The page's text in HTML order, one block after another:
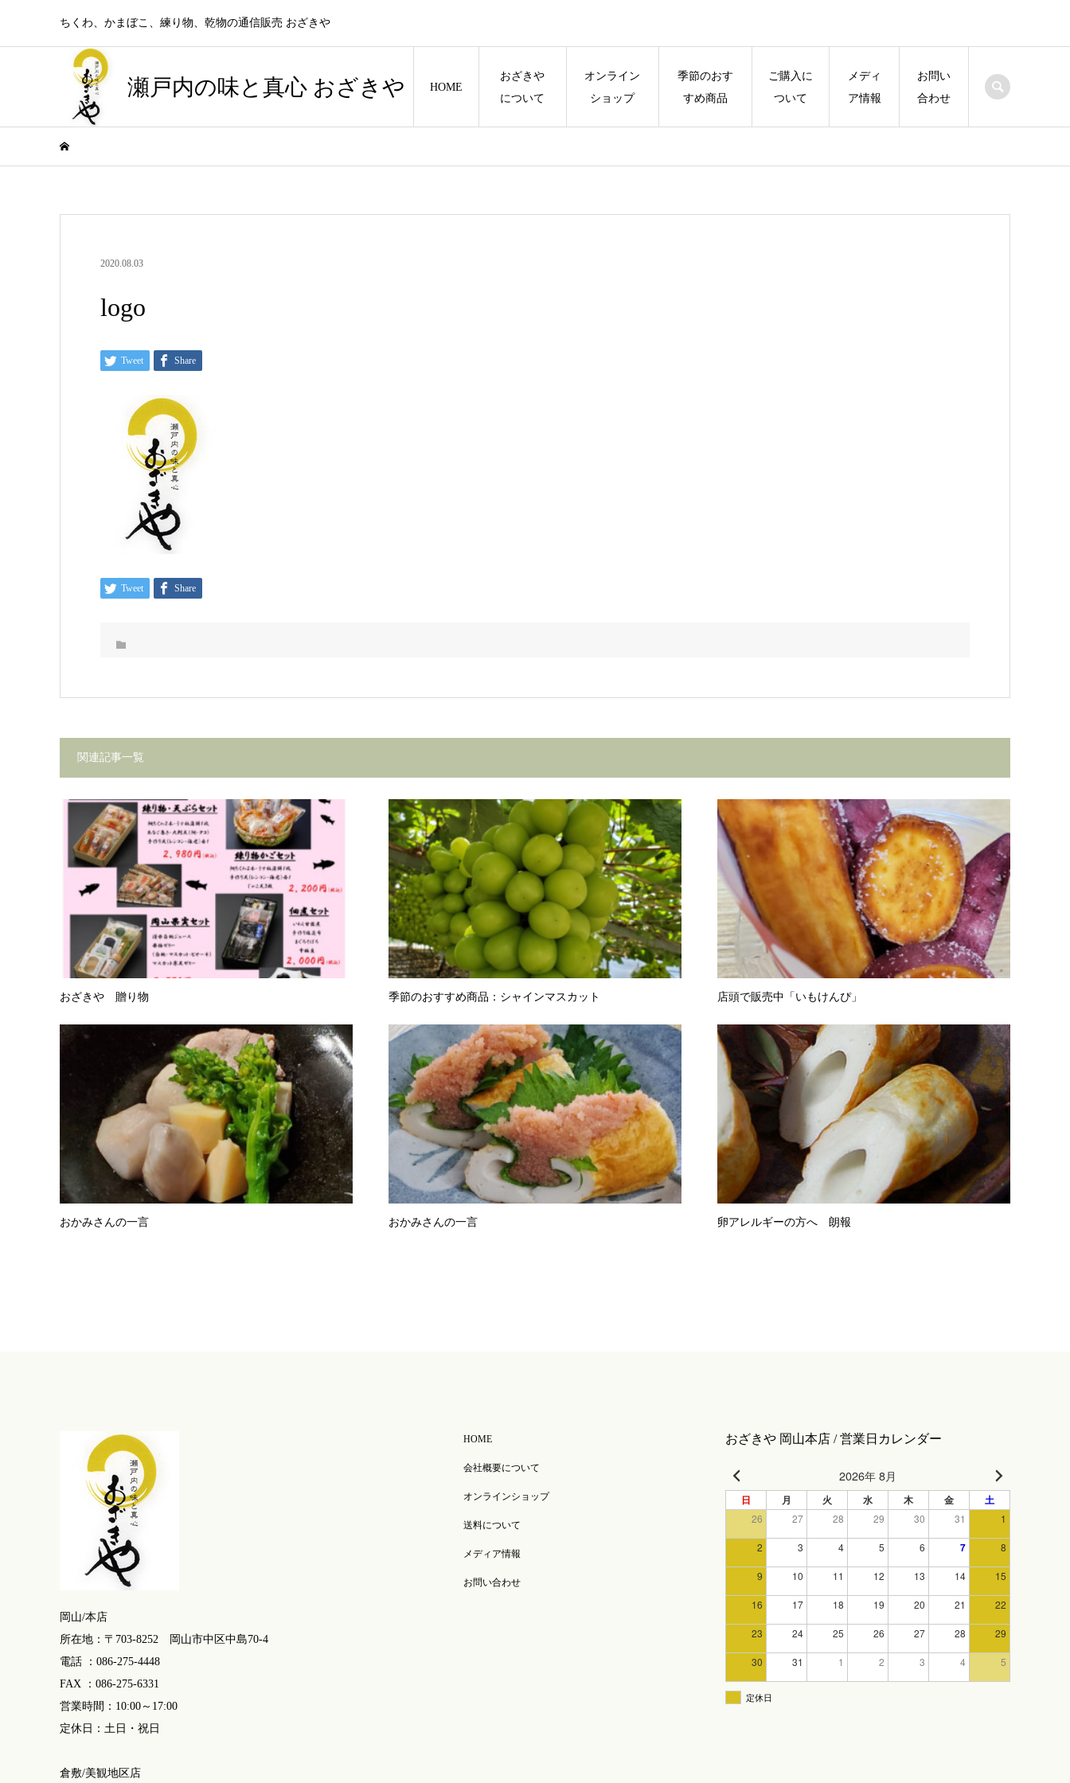
ちくわ、かまぼこ、練り物、乾物の通信販売 おざきや
瀬戸内の味と真心 おざきや HOME
おざきや
について
オンライン
ショップ
季節のおす
すめ商品
ご購入に
ついて
メディ
ア情報
お問い
合わせ
2020.08.03
logo
Tweet Share
Tweet Share
関連記事一覧
おざきや 贈り物 季節のおすすめ商品：シャインマスカット 店頭で販売中「いもけんぴ」
おかみさんの一言 おかみさんの一言 卵アレルギーの方へ 朗報
岡山/本店
所在地：〒703-8252 岡山市中区中島70-4
電話 ：086-275-4448
FAX ：086-275-6331
営業時間：10:00～17:00
定休日：土日・祝日
倉敷/美観地区店
HOME
会社概要について
オンラインショップ
送料について
メディア情報
お問い合わせ
おざきや 岡山本店 / 営業日カレンダー
2026年 8月
日 月 火 水 木 金 土
26 27 28 29 30 31 1
2 3 4 5 6 7 8
9 10 11 12 13 14 15
16 17 18 19 20 21 22
23 24 25 26 27 28 29
30 31 1 2 3 4 5
定休日